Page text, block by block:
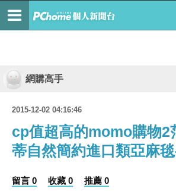
網購高手
2015-12-02 04:16:46
cp值超高的momo購物2
蒂自然簡約進口類亞麻
留言 0 收藏 0 推薦 0